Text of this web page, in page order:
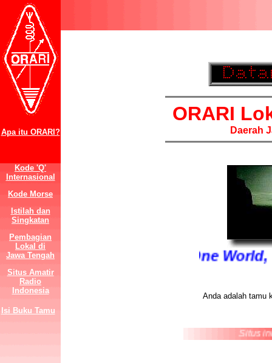
Apa itu ORARI?
ORARI
Daerah
Kode 'Q'
Internasional
Kode Morse
Istilah dan
Singkatan
Pembagian
Lokal di
Jawa Tengah
Situs Amatir
Radio
Indonesia
Isi Buku Tamu
One World,
Anda adalah tamu
Situs ini